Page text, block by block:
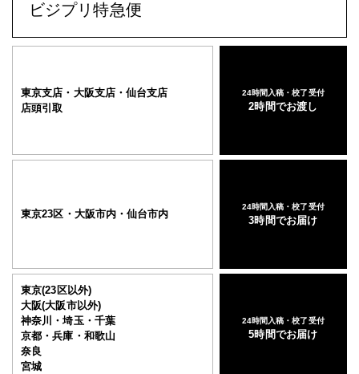
ビジプリ特急便
東京支店・大阪支店・仙台支店
店頭引取
24時間入稿・校了受付
2時間でお渡し
東京23区・大阪市内・仙台市内
24時間入稿・校了受付
3時間でお届け
東京(23区以外)
大阪(大阪市以外)
神奈川・埼玉・千葉
京都・兵庫・和歌山
奈良
宮城
24時間入稿・校了受付
5時間でお届け